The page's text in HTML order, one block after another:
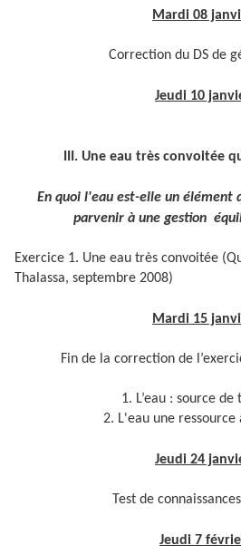
Mardi 08
Correction du DS de
Jeudi 10
III. Une eau très convoitée
En quoi l'eau est-elle un élément
parvenir à une gestion
Exercice 1. Une eau très convoitée
Thalassa, septembre 2008)
Mardi 15
Fin de la correction de
1. L’eau : source de
2. L'eau une ressource
Jeudi 24
Test de
Jeudi 7